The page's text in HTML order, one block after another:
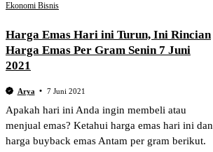
Ekonomi Bisnis
Harga Emas Hari ini Turun, Ini Rincian
Harga Emas Per Gram Senin 7 Juni
2021
Arya 7 Juni 2021
Apakah hari ini Anda ingin membeli atau
menjual emas? Ketahui harga emas hari ini dan
harga buyback emas Antam per gram berikut.